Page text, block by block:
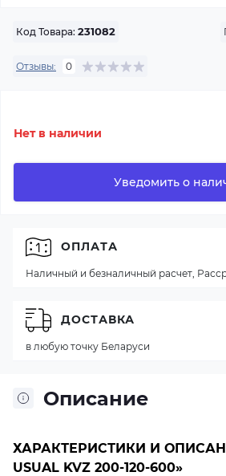
Код Товара: 231082
Отзывы: 0
Нет в наличии
Уведомить о
Описание
ХАРАКТЕРИСТИКИ И
USUAL KVZ 200-120-600»
ОПЛАТА
Наличный и безналичный расчет,
ДОСТАВКА
в любую точку Беларуси